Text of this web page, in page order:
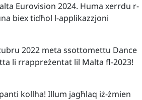
Eurovision 2024. Huma xerrdu r-
biex tidħol l-applikazzjoni
2022 meta ssottomettu Dance
li rrappreżentat lil Malta fl-2023!
kollha! Illum jagħlaq iż-żmien